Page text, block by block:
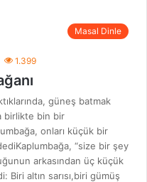
Masal Dinle
1.399
güneş batmak
birlikte bin bir
onları küçük bir
“size bir şey
arkasından üç küçük
Biri altın sarısı,biri gümüş